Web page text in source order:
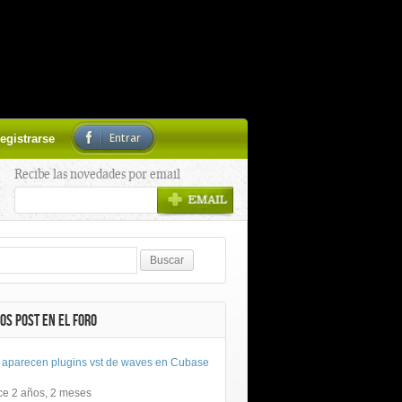
Entrar
Recibe las novedades por email
POST EN EL FORO
aparecen plugins vst de waves en Cubase
2 años, 2 meses